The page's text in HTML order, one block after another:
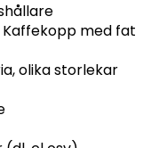
med fat
olika storlekar